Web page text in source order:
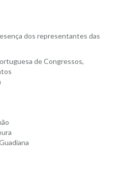
dos representantes das
de Congressos,